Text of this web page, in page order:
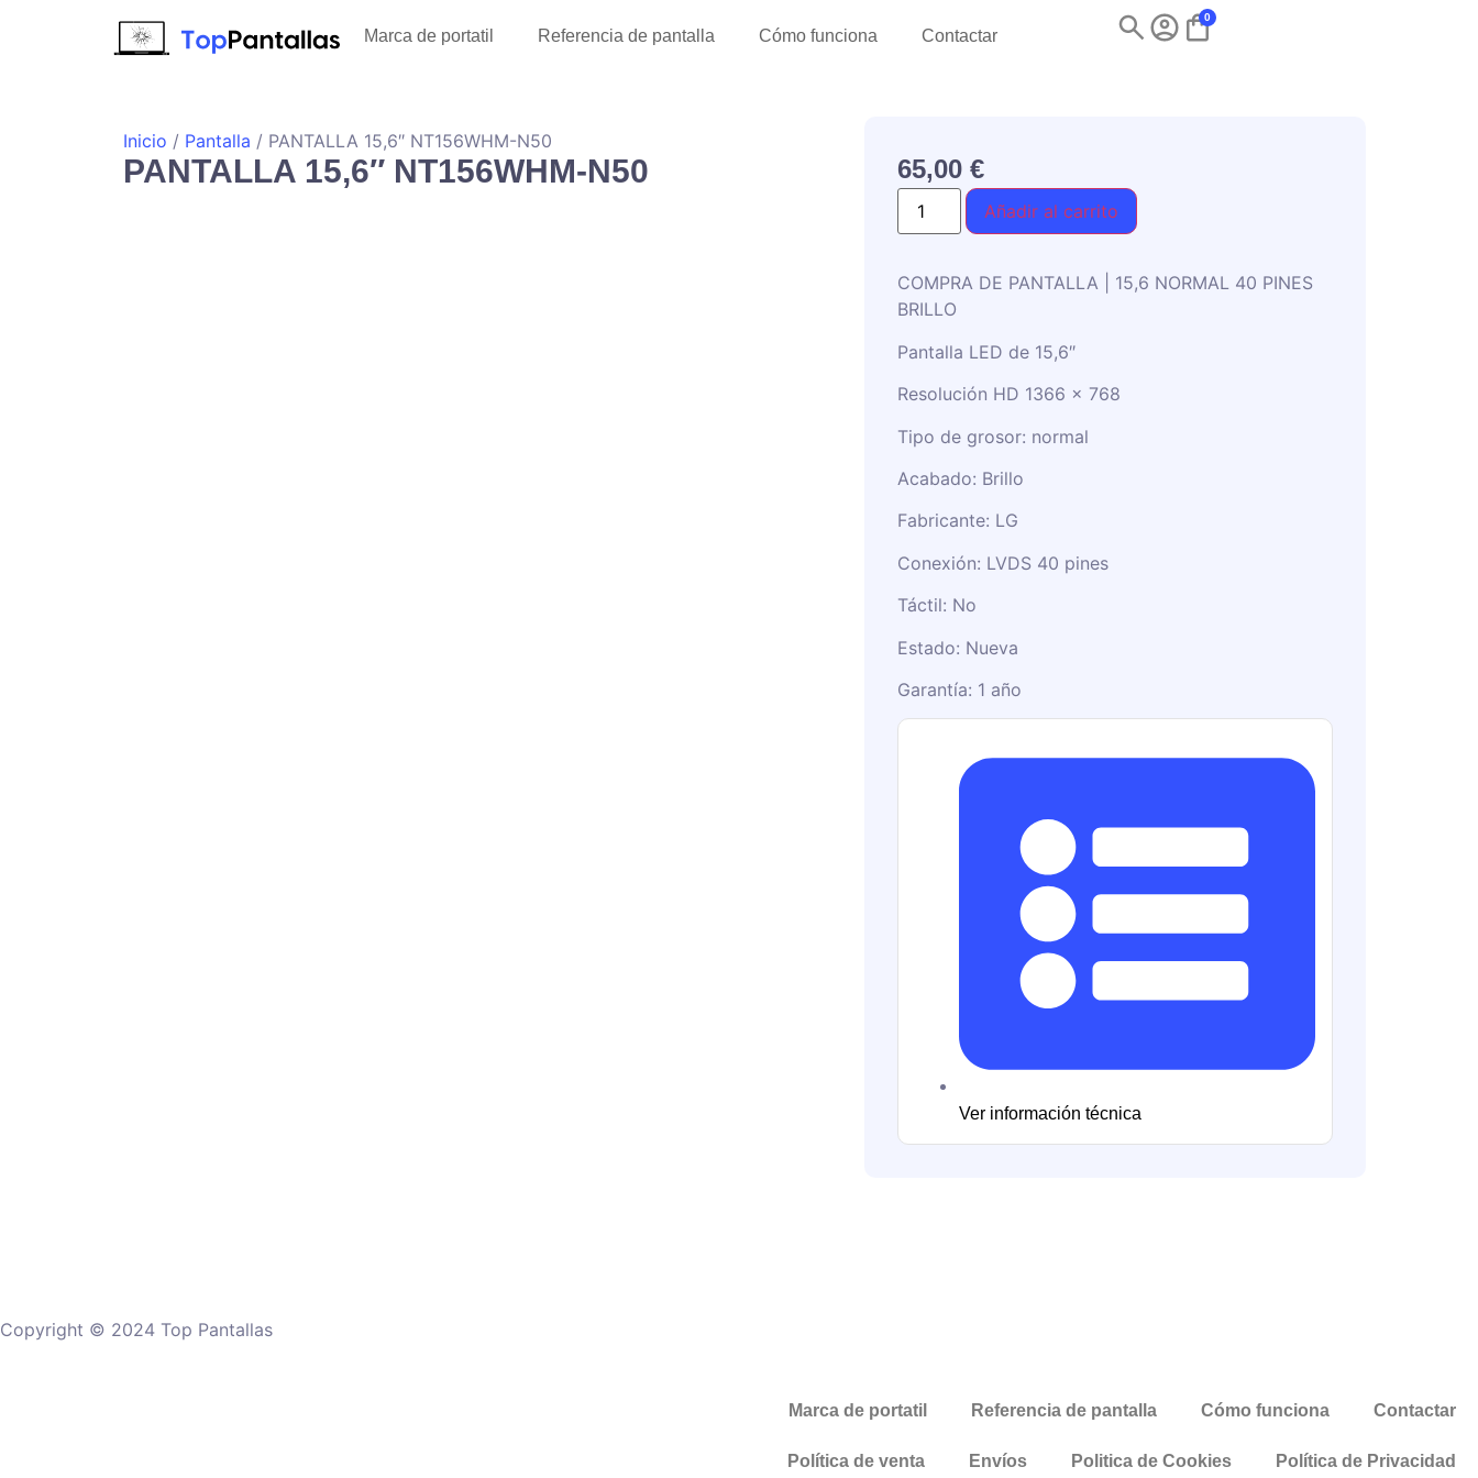
Marca de portatil Referencia de pantalla Cómo funciona Contactar
0
Inicio / Pantalla / PANTALLA 15,6″ NT156WHM-N50
PANTALLA 15,6″ NT156WHM-N50 65,00 €
Añadir al carrito
COMPRA DE PANTALLA | 15,6 NORMAL 40 PINES
BRILLO
Pantalla LED de 15,6″
Resolución HD 1366 x 768
Tipo de grosor: normal
Acabado: Brillo
Fabricante: LG
Conexión: LVDS 40 pines
Táctil: No
Estado: Nueva
Garantía: 1 año
Ver información técnica
Copyright © 2024 Top Pantallas
Marca de portatil Referencia de pantalla Cómo funciona Contactar
Política de venta Envíos Politica de Cookies Política de Privacidad